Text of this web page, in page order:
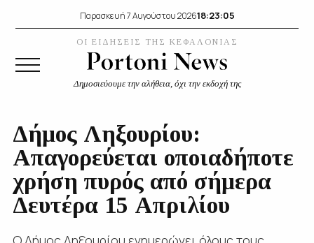
Παρασκευή 7 Αυγούστου 202618:23:05
ΟΙ ΕΙΔΗΣΕΙΣ ΤΗΣ ΚΕΦΑΛΟΝΙΑΣ
Δημοσιεύουμε την αλήθεια, όχι την εκδοχή της
Δήμος Ληξουρίου:
Απαγορεύεται οποιαδήποτε
χρήση πυρός από σήμερα
Δευτέρα 15 Απριλίου